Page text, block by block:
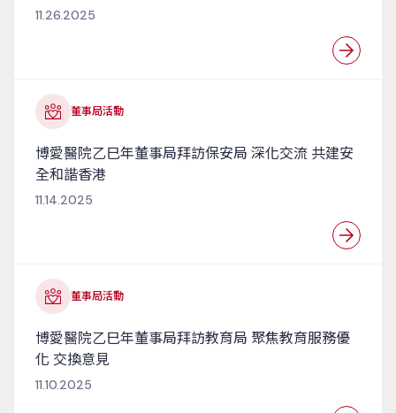
11.26.2025
董事局活動
博愛醫院乙巳年董事局拜訪保安局 深化交流 共建安
全和諧香港
11.14.2025
董事局活動
博愛醫院乙巳年董事局拜訪教育局 聚焦教育服務優
化 交換意見
11.10.2025